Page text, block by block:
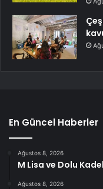
En Güncel Haberler
Ağustos 8, 2026
M Lisa ve Dolu
Ağustos 8, 2026